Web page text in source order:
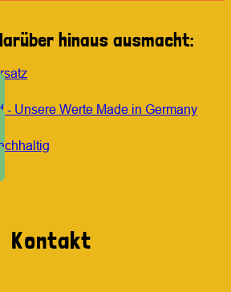
hinaus ausmacht:
Kontakt